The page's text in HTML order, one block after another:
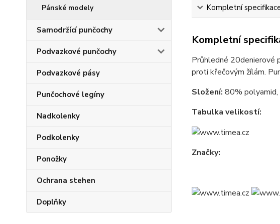
Pánské modely
Samodržící punčochy
Podvazkové punčochy
Podvazkové pásy
Punčochové legíny
Nadkolenky
Podkolenky
Ponožky
Ochrana stehen
Doplňky
Kompletní
Kompletní
Průhledné 20denierové
proti křečovým žílám.
Složení: 80%
Tabulka velikostí:
Značky: